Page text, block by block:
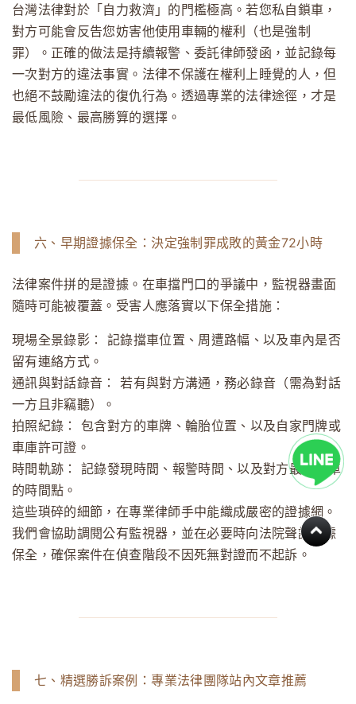
台灣法律對於「自力救濟」的門檻極高。若您私自鎖車，
對方可能會反告您妨害他使用車輛的權利（也是強制
罪）。正確的做法是持續報警、委託律師發函，並記錄每
一次對方的違法事實。法律不保護在權利上睡覺的人，但
也絕不鼓勵違法的復仇行為。透過專業的法律途徑，才是
最低風險、最高勝算的選擇。
六、早期證據保全：決定強制罪成敗的黃金72小時
法律案件拼的是證據。在車擋門口的爭議中，監視器畫面
隨時可能被覆蓋。受害人應落實以下保全措施：
現場全景錄影：
記錄擋車位置、周遭路幅、以及車內是否
留有連絡方式。
通訊與對話錄音：
若有與對方溝通，務必錄音（需為對話
一方且非竊聽）。
拍照紀錄：
包含對方的車牌、輪胎位置、以及自家門牌或
車庫許可證。
時間軌跡：
記錄發現時間、報警時間、以及對方最終移車
的時間點。
這些瑣碎的細節，在專業律師手中能織成嚴密的證據網。
我們會協助調閱公有監視器，並在必要時向法院聲請證據
保全，確保案件在偵查階段不因死無對證而不起訴。
七、精選勝訴案例：專業法律團隊站內文章推薦